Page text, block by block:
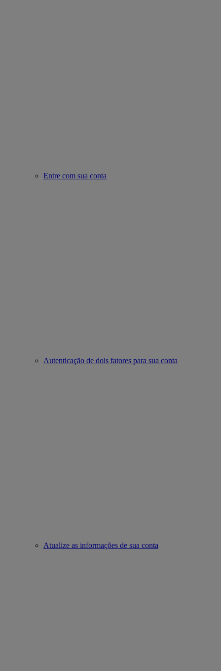
Entre com sua conta
Autenticação de dois fatores para sua conta
Atualize as informações de sua conta